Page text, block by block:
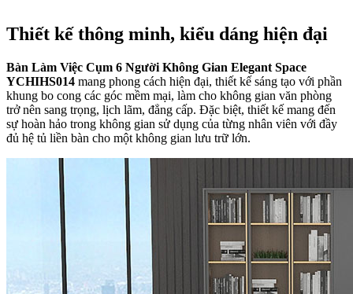
Thiết kế thông minh, kiểu dáng hiện đại
Bàn Làm Việc Cụm 6 Người Không Gian Elegant Space
YCHIHS014 mang phong cách hiện đại, thiết kế sáng tạo với phần
khung bo cong các góc mềm mại, làm cho không gian văn phòng
trở nên sang trọng, lịch lãm, đẳng cấp. Đặc biệt, thiết kế mang đến
sự hoàn hảo trong không gian sử dụng của từng nhân viên với đầy
đủ hệ tủ liền bàn cho một không gian lưu trữ lớn.